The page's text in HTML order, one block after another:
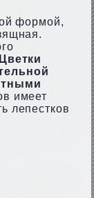
формой,
Цветки
имеет
лепестков